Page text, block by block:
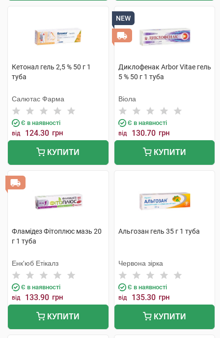
Кетонал гель 2,5 % 50 г 1
туба
Салютас Фарма
Є в наявності
від 124.30 грн
КУПИТИ
NEW
Диклофенак Arbor Vitae гель
5 % 50 г 1 туба
Віола
Є в наявності
від 130.70 грн
КУПИТИ
Фламідез Фітоплюс мазь 20
г 1 туба
Енк'юб Етікалз
Є в наявності
від 133.90 грн
КУПИТИ
Альгозан гель 35 г 1 туба
Червона зірка
Є в наявності
від 135.30 грн
КУПИТИ